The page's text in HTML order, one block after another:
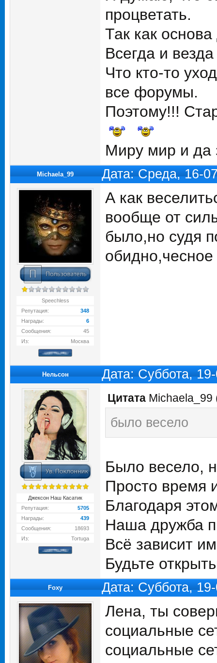
процветать.
Так как
Всегда и
Что кто-то
все форумы.
Поэтому!!!
Миру мир и да
Michaela_99 Дата: Среда, 16-
Speechless
Репутация:
348
Награды:
6
Сообщения:
45
Из:
Москва
А как
вообще от
было,но судя
Нельсон Дата: Суббота,
Джексон Наш Касатик
Репутация:
5705
Награды:
439
Сообщения:
18693
Из:
Tortuga
Цитата Michaela_99
было весело
Было весело,
Просто время
Благодаря
Наша дружба
Всё зависит
Будьте
Foxy Дата: Суббота,
Лена, ты
социальные
социальные